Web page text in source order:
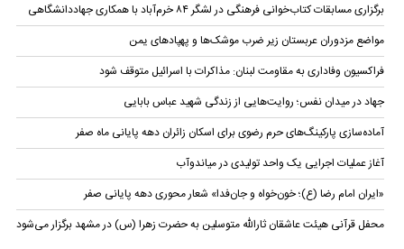
برگزاری مسابقات کتاب‌خوانی فرهنگی در لشگر ۸۴ خرم‌آباد با همکاری جهاددانشگاهی
مواضع مزدوران عربستان زیر ضرب موشک‌ها و پهپادهای یمن
فراکسیون وفاداری به مقاومت لبنان: مذاکرات با اسرائیل متوقف شود
جهاد در میدان نفس؛ روایت‌هایی از زندگی شهید عباس بابایی
آماده‌سازی پارکینگ‌های حرم رضوی برای اسکان زائران دهه پایانی ماه صفر
آغاز عملیات اجرایی یک واحد تولیدی در میاندوآب
«ایران امام رضا (ع)؛ خون‌خواه و جان‌فدا» شعار محوری دهه پایانی صفر
محفل قرآنی هیئت عاشقان ثارالله متوسلین به حضرت زهرا (س) در مشهد برگزار می‌شود